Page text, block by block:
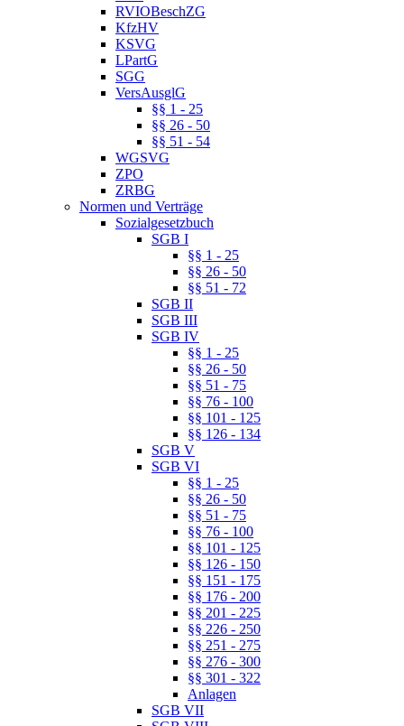
RVIOBeschZG
KfzHV
KSVG
LPartG
SGG
VersAusglG
§§ 1 - 25
§§ 26 - 50
§§ 51 - 54
WGSVG
ZPO
ZRBG
Normen und Verträge
Sozialgesetzbuch
SGB I
§§ 1 - 25
§§ 26 - 50
§§ 51 - 72
SGB II
SGB III
SGB IV
§§ 1 - 25
§§ 26 - 50
§§ 51 - 75
§§ 76 - 100
§§ 101 - 125
§§ 126 - 134
SGB V
SGB VI
§§ 1 - 25
§§ 26 - 50
§§ 51 - 75
§§ 76 - 100
§§ 101 - 125
§§ 126 - 150
§§ 151 - 175
§§ 176 - 200
§§ 201 - 225
§§ 226 - 250
§§ 251 - 275
§§ 276 - 300
§§ 301 - 322
Anlagen
SGB VII